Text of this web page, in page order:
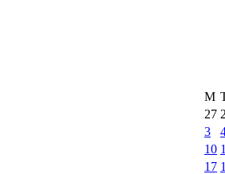
M
27
3
10
17